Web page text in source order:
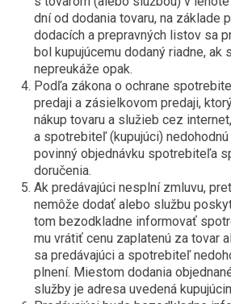
dní od dodania tovaru, na základe
dodacích a prepravných listov sa
bol kupujúcemu dodaný riadne, ak
nepreukáže opak.
Podľa zákona o ochrane
predaji a zásielkovom predaji,
nákup tovaru a služieb cez
a spotrebiteľ (kupujúci) nedohodnú
povinný objednávku spotrebiteľa
doručenia.
Ak predávajúci nesplní zmluvu,
nemôže dodať alebo službu
tom bezodkladne informovať
mu vrátiť cenu zaplatenú za tovar
sa predávajúci a spotrebiteľ
plnení. Miestom dodania
služby je adresa uvedená